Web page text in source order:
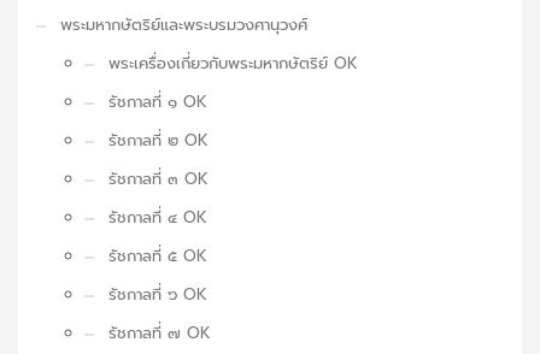
พระมหากษัตริย์และพระบรมวงศานุวงศ์
พระเครื่องเกี่ยวกับพระมหากษัตริย์ OK
รัชกาลที่ ๑ OK
รัชกาลที่ ๒ OK
รัชกาลที่ ๓ OK
รัชกาลที่ ๔ OK
รัชกาลที่ ๕ OK
รัชกาลที่ ๖ OK
รัชกาลที่ ๗ OK